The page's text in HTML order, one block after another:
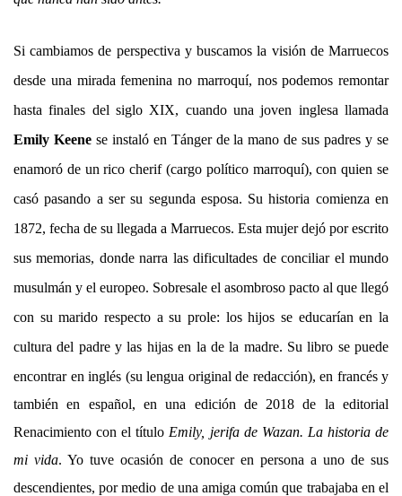
Si cambiamos de perspectiva y buscamos la visión de Marruecos
desde una mirada femenina no marroquí, nos podemos remontar
hasta finales del siglo XIX, cuando una joven inglesa llamada
Emily Keenese instaló en Tánger de la mano de sus padres y se
enamoró de un rico cherif (cargo político marroquí), con quien se
casó pasando a ser su segunda esposa. Su historia comienza en
1872, fecha de su llegada a Marruecos. Esta mujer dejó por escrito
sus memorias, donde narra las dificultades de conciliar el mundo
musulmán y el europeo. Sobresale el asombroso pacto al que llegó
con su marido respecto a su prole: los hijos se educarían en la
cultura del padre y las hijas en la de la madre. Su libro se puede
encontrar en inglés (su lengua original de redacción), en francés y
también en español, en una edición de 2018 de la editorial
Renacimiento con el título Emily, jerifa de Wazan. La historia de
mi vida. Yo tuve ocasión de conocer en persona a uno de sus
descendientes, por medio de una amiga común que trabajaba en el